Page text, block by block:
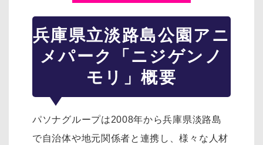
兵庫県立淡路島公園アニ
メパーク「ニジゲンノ
モリ」概要
パソナグループは2008年から兵庫県淡路島
で自治体や地元関係者と連携し、様々な人材